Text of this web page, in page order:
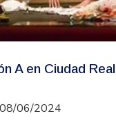
A en Ciudad Real
08/06/2024